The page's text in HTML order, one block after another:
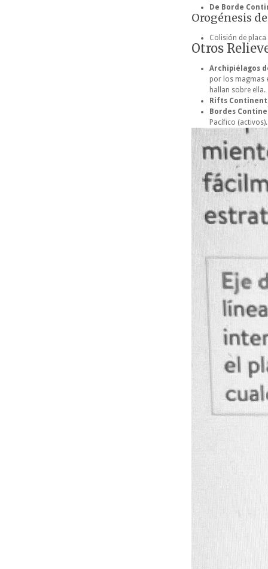
De Borde
Orogénesis
Colisión de
Otros
Archipiélagos
por los magmas
hallan sobre ella.
Rifts
Bordes
Pacífico (activos).